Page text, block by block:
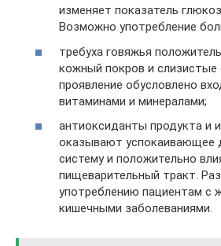
изменяет показатель
Возможно употребление
требуха говяжья
кожный покров и слизистые
проявление обусловлено
витаминами и минералами;
антиоксиданты продукта и
оказывают успокаивающее
систему и положительно
пищеварительный тракт.
употреблению пациентам с
кишечными заболеваниями.